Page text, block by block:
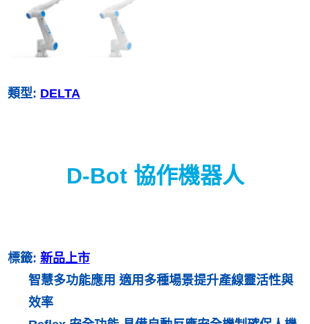
類型: DELTA
D-Bot 協作機器人
標籤: 新品上市
智慧多功能應用 適用多種場景提升產線靈活性與
效率